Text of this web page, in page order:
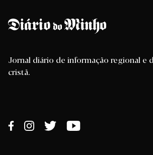
Jornal diário de informação regional e
cristã.